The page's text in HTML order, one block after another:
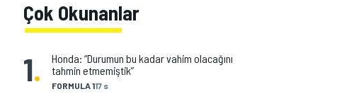
Çok Okunanlar
1. FORMULA 117 s
Honda: “Durumun bu kadar vahim olacağını
tahmin etmemiştik”